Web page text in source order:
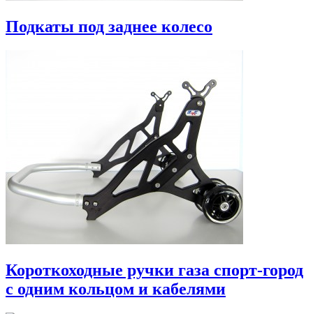
Подкаты под заднее колесо
Короткоходные ручки газа спорт-город
с одним кольцом и кабелями